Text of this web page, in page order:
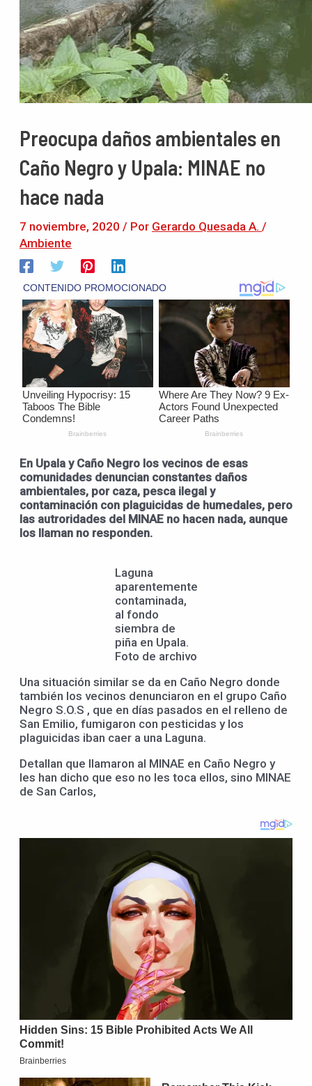
Preocupa daños ambientales en
Caño Negro y Upala: MINAE no
hace nada
7 noviembre, 2020 / Por Gerardo Quesada A. /
Ambiente
En Upala y Caño Negro los vecinos de esas
comunidades denuncian constantes daños
ambientales, por caza, pesca ilegal y
contaminación con plaguicidas de humedales, pero
las autroridades del MINAE no hacen nada, aunque
los llaman no responden.
Laguna
aparentemente
contaminada,
al fondo
siembra de
piña en Upala.
Foto de archivo
Una situación similar se da en Caño Negro donde
también los vecinos denunciaron en el grupo Caño
Negro S.O.S , que en días pasados en el relleno de
San Emilio, fumigaron con pesticidas y los
plaguicidas iban caer a una Laguna.
Detallan que llamaron al MINAE en Caño Negro y
les han dicho que eso no les toca ellos, sino MINAE
de San Carlos,